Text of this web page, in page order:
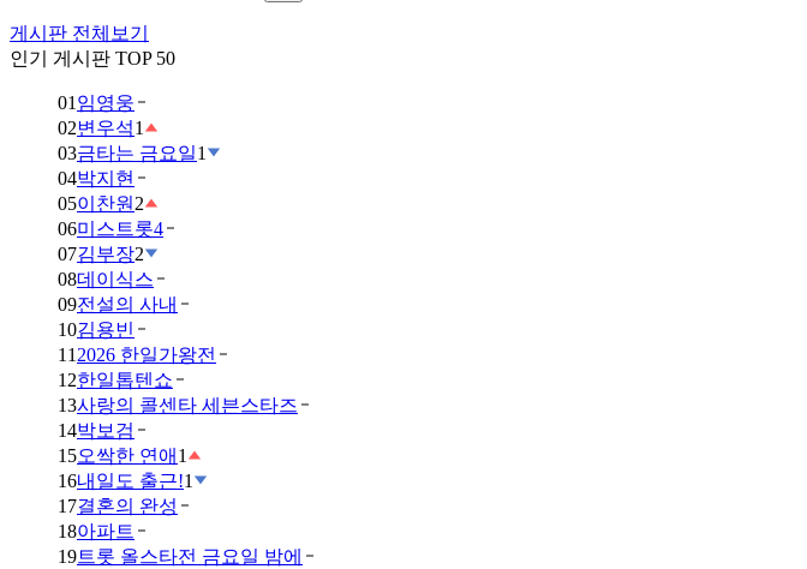
게시판 전체보기
인기 게시판 TOP 50
01 임영웅
02변우석1
03금타는 금요일1
04박지현
05이찬원 2
06미스트롯4
07김부장2
08데이식스
09전설의 사내
10김용빈
11 2026 한일가왕전
12한일톱텐쇼
13사랑의 콜센타 세븐스타즈
14박보검
15오싹한 연애 1
16내일도 출근!1
17결혼의 완성
18아파트
19트롯 올스타전 금요일 밤에